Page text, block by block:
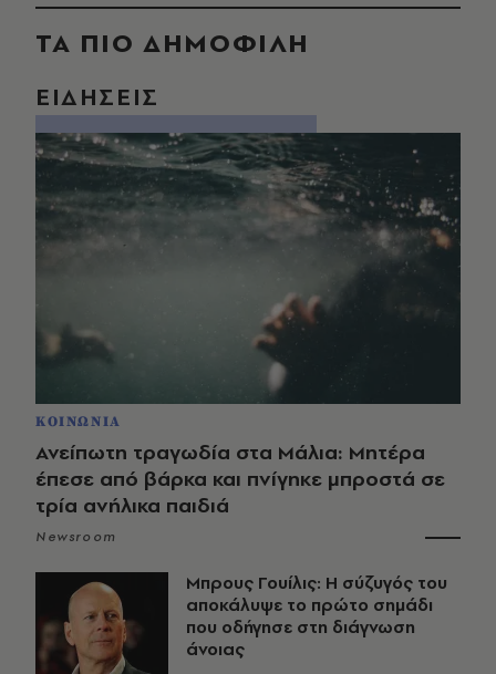
ΤΑ ΠΙΟ ΔΗΜΟΦΙΛΗ
ΕΙΔΗΣΕΙΣ
ΚΟΙΝΩΝΙΑ
Ανείπωτη τραγωδία στα Μάλια: Μητέρα
έπεσε από βάρκα και πνίγηκε μπροστά σε
τρία ανήλικα παιδιά
Newsroom
Μπρους Γουίλις: Η σύζυγός του
αποκάλυψε το πρώτο σημάδι
που οδήγησε στη διάγνωση
άνοιας